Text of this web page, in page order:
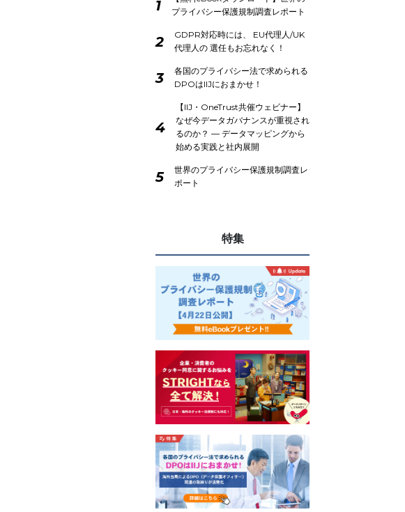
1
プライバシー保護規制調査レポート
2
GDPR対応時には、 EU代理人/UK
代理人の 選任もお忘れなく！
3
各国のプライバシー法で求められる
DPOはIIJにおまかせ！
4
【IIJ・OneTrust共催ウェビナー】
なぜ今データガバナンスが重視され
るのか？ ― データマッピングから
始める実践と社内展開
5
世界のプライバシー保護規制調査レ
ポート
特集